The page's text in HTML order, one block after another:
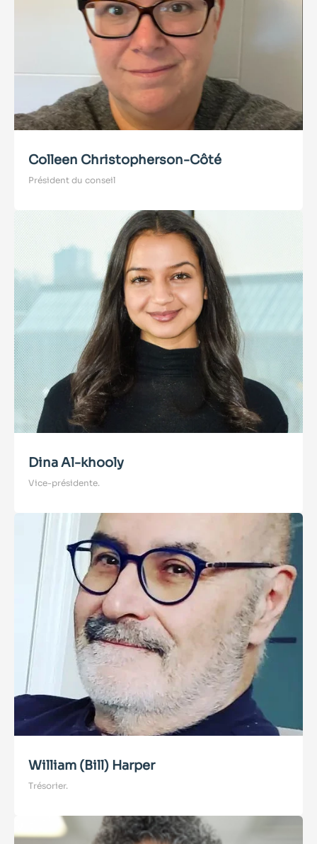
Colleen Christopherson-Côté
Président du conseil
Dina Al-khooly
Vice-présidente.
William (Bill) Harper
Trésorier.